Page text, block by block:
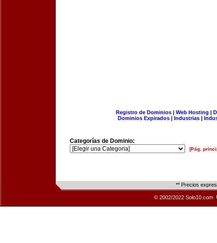
Registro de Dominios| Web Hosting |
Dominios Expirados | Industrias |
Categorías de Dominio:
[Pág.
** Precios
© 2002/2022 Solo10.com